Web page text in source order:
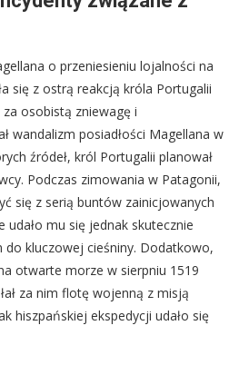
o przeniesieniu lojalności na
się z ostrą reakcją króla Portugalii
osobistą zniewagę i
wandalizm posiadłości Magellana w
źródeł, król Portugalii planował
Podczas zimowania w Patagonii,
się z serią buntów zainicjowanych
udało mu się jednak skutecznie
do kluczowej cieśniny. Dodatkowo,
otwarte morze w sierpniu 1519
za nim flotę wojenną z misją
hiszpańskiej ekspedycji udało się